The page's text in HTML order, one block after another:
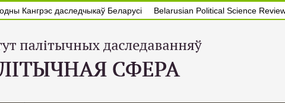
Кангрэс даследчыкаў Беларусі Belarusian Political Science